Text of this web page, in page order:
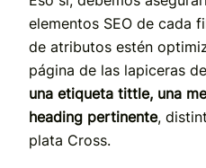
elementos SEO de cada
de atributos estén
página de las lapiceras
una etiqueta tittle, una
heading pertinente,
plata Cross.